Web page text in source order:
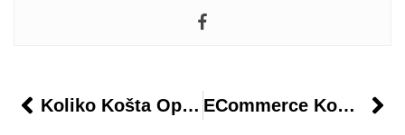
Koliko Košta Optimizacija Google My Business Profila U Srbiji ECommerce Konverzija: 7 Strategija Za Povećanje Online Prodaje